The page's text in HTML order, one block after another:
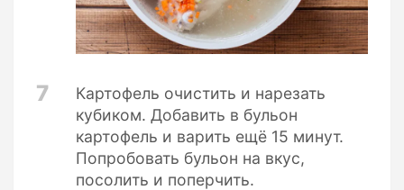
7
Картофель очистить и нарезать
кубиком. Добавить в бульон
картофель и варить ещё 15 минут.
Попробовать бульон на вкус,
посолить и поперчить.